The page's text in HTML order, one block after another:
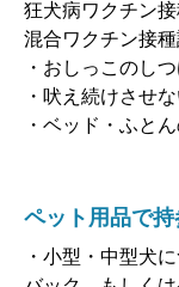
混合ワクチン接
・おしっこのし
・吠え続けさせ
・ベッド・ふと
・小型・中型犬
バック、もしく